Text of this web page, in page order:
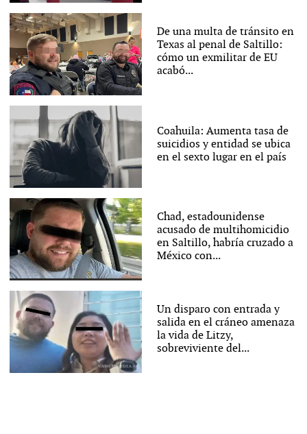
De una multa de tránsito en
Texas al penal de Saltillo:
cómo un exmilitar de EU
acabó...
Coahuila: Aumenta tasa de
suicidios y entidad se ubica
en el sexto lugar en el país
Chad, estadounidense
acusado de multihomicidio
en Saltillo, habría cruzado a
México con...
Un disparo con entrada y
salida en el cráneo amenaza
la vida de Litzy,
sobreviviente del...